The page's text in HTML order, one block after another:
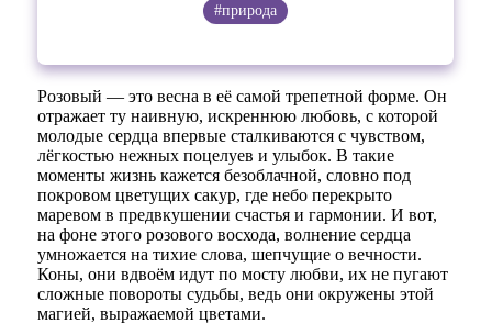
#природа
Розовый — это весна в её самой трепетной форме. Он
отражает ту наивную, искреннюю любовь, с которой
молодые сердца впервые сталкиваются с чувством,
лёгкостью нежных поцелуев и улыбок. В такие
моменты жизнь кажется безоблачной, словно под
покровом цветущих сакур, где небо перекрыто
маревом в предвкушении счастья и гармонии. И вот,
на фоне этого розового восхода, волнение сердца
умножается на тихие слова, шепчущие о вечности.
Коны, они вдвоём идут по мосту любви, их не пугают
сложные повороты судьбы, ведь они окружены этой
магией, выражаемой цветами.